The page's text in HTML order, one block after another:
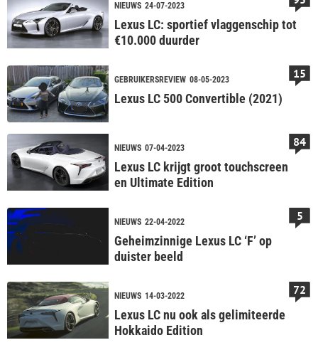
NIEUWS 24-07-2023
Lexus LC: sportief vlaggenschip tot
€10.000 duurder
GEBRUIKERSREVIEW 08-05-2023
Lexus LC 500 Convertible (2021)
15
NIEUWS 07-04-2023
Lexus LC krijgt groot touchscreen
en Ultimate Edition
84
NIEUWS 22-04-2022
Geheimzinnige Lexus LC ‘F’ op
duister beeld
5
NIEUWS 14-03-2022
Lexus LC nu ook als gelimiteerde
Hokkaido Edition
72